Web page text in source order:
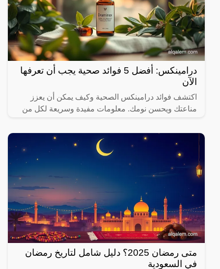
درامينكس: أفضل 5 فوائد صحية يجب أن تعرفها
الآن
اكتشف فوائد درامينكس الصحية وكيف يمكن أن يعزز
مناعتك ويحسن نومك. معلومات مفيدة وسريعة لكل من
متى رمضان 2025؟ دليل شامل لتاريخ رمضان
في السعودية